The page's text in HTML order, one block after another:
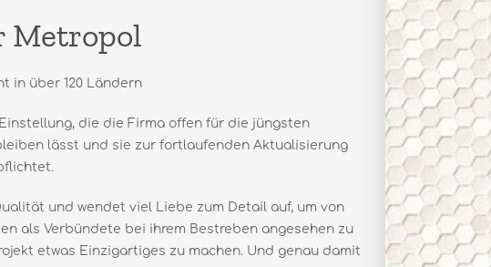
Metropol
in über 120 Ländern
die die Firma offen für die jüngsten
lässt und sie zur fortlaufenden Aktualisierung
und wendet viel Liebe zum Detail auf, um von
als Verbündete bei ihrem Bestreben angesehen zu
etwas Einzigartiges zu machen. Und genau damit